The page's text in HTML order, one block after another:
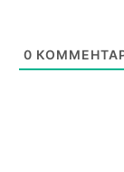
0